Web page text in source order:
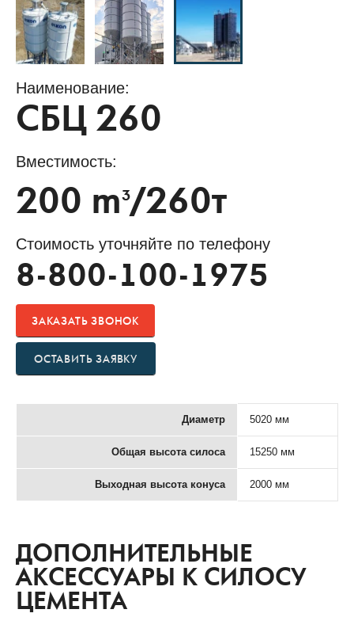
Наименование:
СБЦ 260
Вместимость:
200 m3/260т
Стоимость уточняйте по телефону
8-800-100-1975
ЗАКАЗАТЬ ЗВОНОК
ОСТАВИТЬ ЗАЯВКУ
Диаметр 5020 мм
Общая высота силоса 15250 мм
Выходная высота конуса 2000 мм
ДОПОЛНИТЕЛЬНЫЕ
АКСЕССУАРЫ К СИЛОСУ
ЦЕМЕНТА